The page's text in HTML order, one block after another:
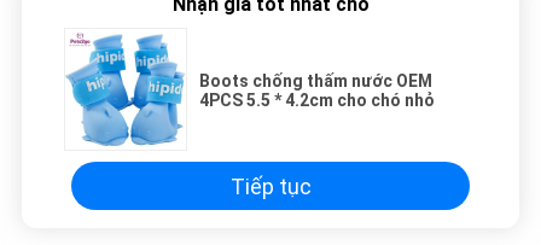
Nhận giá tốt nhất cho
Boots chống thấm nước OEM
4PCS 5.5 * 4.2cm cho chó nhỏ
Tiếp tục